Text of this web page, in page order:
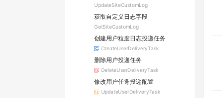
UpdateSiteCustomLog
获取自定义日志字段
GetSiteCustomLog
创建用户粒度日志投递任务
CreateUserDeliveryTask
删除用户投递任务
DeleteUserDeliveryTask
修改用户任务投递配置
UpdateUserDeliveryTask